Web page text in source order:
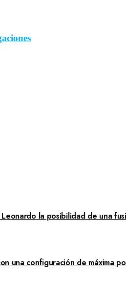
la posibilidad de una
una configuración de máxima